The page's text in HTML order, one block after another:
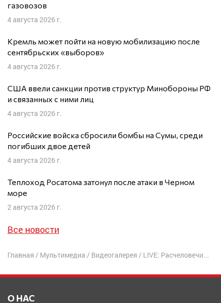
газовозов
4 августа 2026 г.
Кремль может пойти на новую мобилизацию после
сентябрьских «выборов»
4 августа 2026 г.
США ввели санкции против структур Минобороны РФ
и связанных с ними лиц
4 августа 2026 г.
Российские войска сбросили бомбы на Сумы, среди
погибших двое детей
4 августа 2026 г.
Теплоход Росатома затонул после атаки в Черном
море
2 августа 2026 г.
Все новости
Главная / Мультимедиа / Видеогалерея / LIVE: Расчеловечивание и экономический крах | Д. Потапенко, И. Яковенко
О НАС